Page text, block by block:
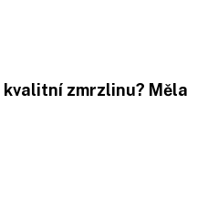
kvalitní zmrzlinu? Měla